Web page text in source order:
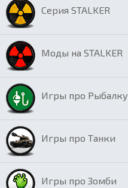
Серия STALKER
Моды на STALKER
Игры про Рыбалку
Игры про Танки
Игры про Зомби